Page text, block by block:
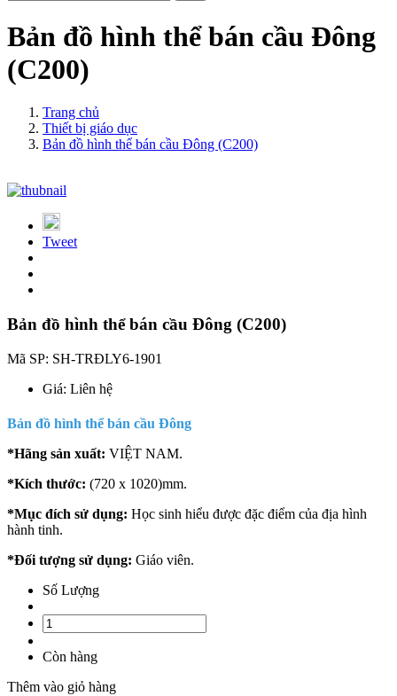
Bản đồ hình thể bán cầu Đông
(C200)
Trang chủ
Thiết bị giáo dục
Bản đồ hình thể bán cầu Đông (C200)
Tweet
Bản đồ hình thể bán cầu Đông (C200)
Mã SP: SH-TRĐLY6-1901
Giá: Liên hệ
Bản đồ hình thể bán cầu Đông
*Hãng sản xuất: VIỆT NAM.
*Kích thước: (720 x 1020)mm.
*Mục đích sử dụng: Học sinh hiểu được đặc điểm của địa hình
hành tinh.
*Đối tượng sử dụng: Giáo viên.
Số Lượng
Còn hàng
Thêm vào giỏ hàng